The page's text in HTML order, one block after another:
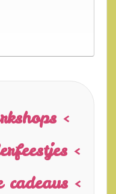
<
<
cadeaus <